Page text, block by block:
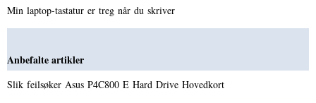
Min laptop-tastatur er treg når du skriver
Anbefalte artikler
Slik feilsøker Asus P4C800 E Hard Drive Hovedkort